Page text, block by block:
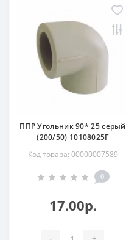
ППР Угольник 90* 25 серый
(200/50) 10108025Г
Код товара: 00000007589
0
17.00р.